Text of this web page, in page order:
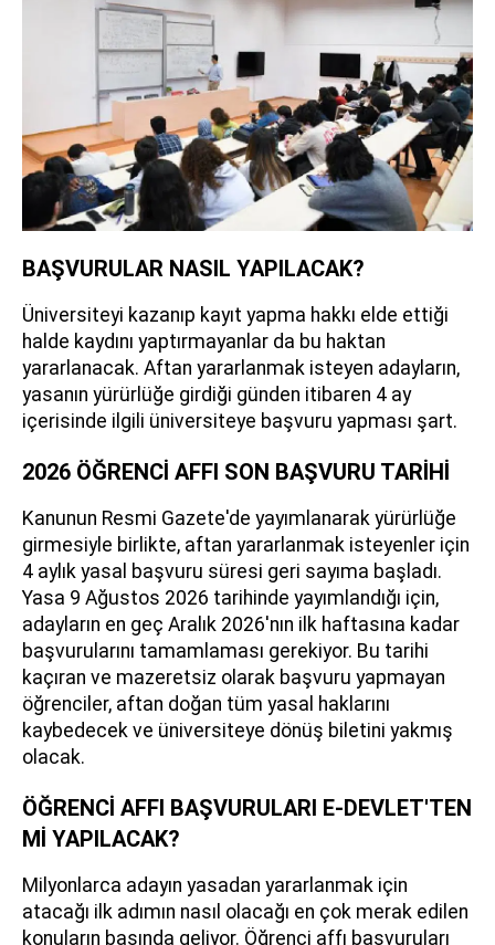
BAŞVURULAR NASIL YAPILACAK?
Üniversiteyi kazanıp kayıt yapma hakkı elde ettiği
halde kaydını yaptırmayanlar da bu haktan
yararlanacak. Aftan yararlanmak isteyen adayların,
yasanın yürürlüğe girdiği günden itibaren 4 ay
içerisinde ilgili üniversiteye başvuru yapması şart.
2026 ÖĞRENCİ AFFI SON BAŞVURU TARİHİ
Kanunun Resmi Gazete'de yayımlanarak yürürlüğe
girmesiyle birlikte, aftan yararlanmak isteyenler için
4 aylık yasal başvuru süresi geri sayıma başladı.
Yasa 9 Ağustos 2026 tarihinde yayımlandığı için,
adayların en geç Aralık 2026'nın ilk haftasına kadar
başvurularını tamamlaması gerekiyor. Bu tarihi
kaçıran ve mazeretsiz olarak başvuru yapmayan
öğrenciler, aftan doğan tüm yasal haklarını
kaybedecek ve üniversiteye dönüş biletini yakmış
olacak.
ÖĞRENCİ AFFI BAŞVURULARI E-DEVLET'TEN
Mİ YAPILACAK?
Milyonlarca adayın yasadan yararlanmak için
atacağı ilk adımın nasıl olacağı en çok merak edilen
konuların başında geliyor. Öğrenci affı başvuruları